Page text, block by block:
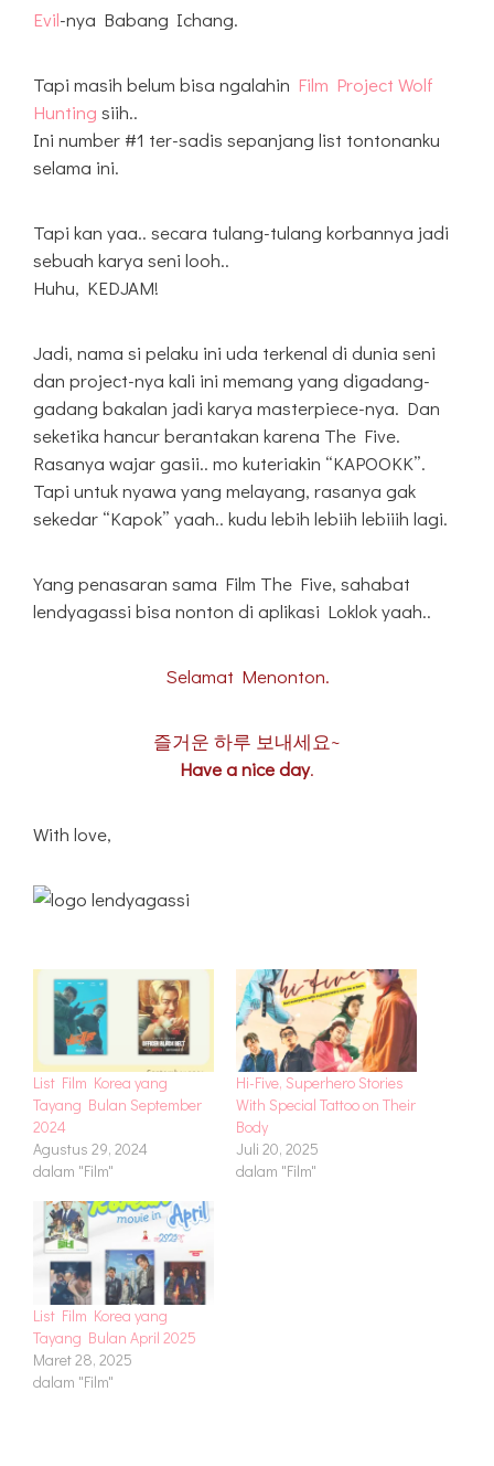
Evil-nya Babang Ichang.
Tapi masih belum bisa ngalahin Film Project Wolf
Hunting siih..
Ini number #1 ter-sadis sepanjang list tontonanku
selama ini.
Tapi kan yaa.. secara tulang-tulang korbannya jadi
sebuah karya seni looh..
Huhu, KEDJAM!
Jadi, nama si pelaku ini uda terkenal di dunia seni
dan project-nya kali ini memang yang digadang-
gadang bakalan jadi karya masterpiece-nya. Dan
seketika hancur berantakan karena The Five.
Rasanya wajar gasii.. mo kuteriakin “KAPOOKK”.
Tapi untuk nyawa yang melayang, rasanya gak
sekedar “Kapok” yaah.. kudu lebih lebiih lebiiih lagi.
Yang penasaran sama Film The Five, sahabat
lendyagassi bisa nonton di aplikasi Loklok yaah..
Selamat Menonton.
즐거운 하루 보내세요~
Have a nice day.
With love,
List Film Korea yang
Tayang Bulan September
2024
Agustus 29, 2024
dalam "Film"
Hi-Five, Superhero Stories
With Special Tattoo on Their
Body
Juli 20, 2025
dalam "Film"
List Film Korea yang
Tayang Bulan April 2025
Maret 28, 2025
dalam "Film"